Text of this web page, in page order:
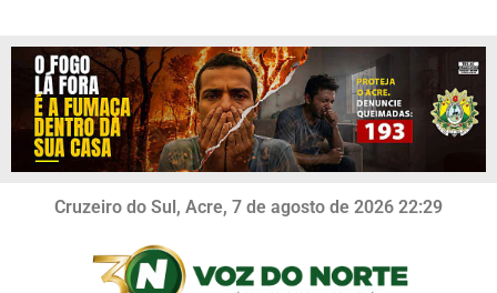
Cruzeiro do Sul, Acre, 7 de agosto de 2026 22:29